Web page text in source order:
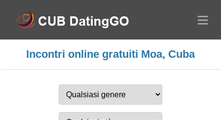
Incontri online gratuiti Moa, Cuba